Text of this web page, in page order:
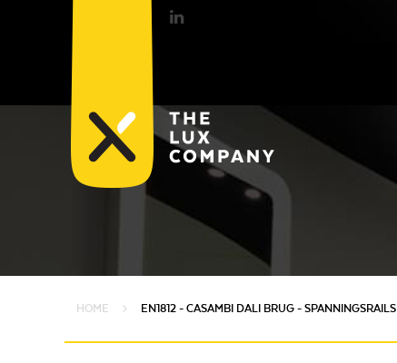
HOME EN1812 - CASAMBI DALI BRUG - SPANNINGSRAILS